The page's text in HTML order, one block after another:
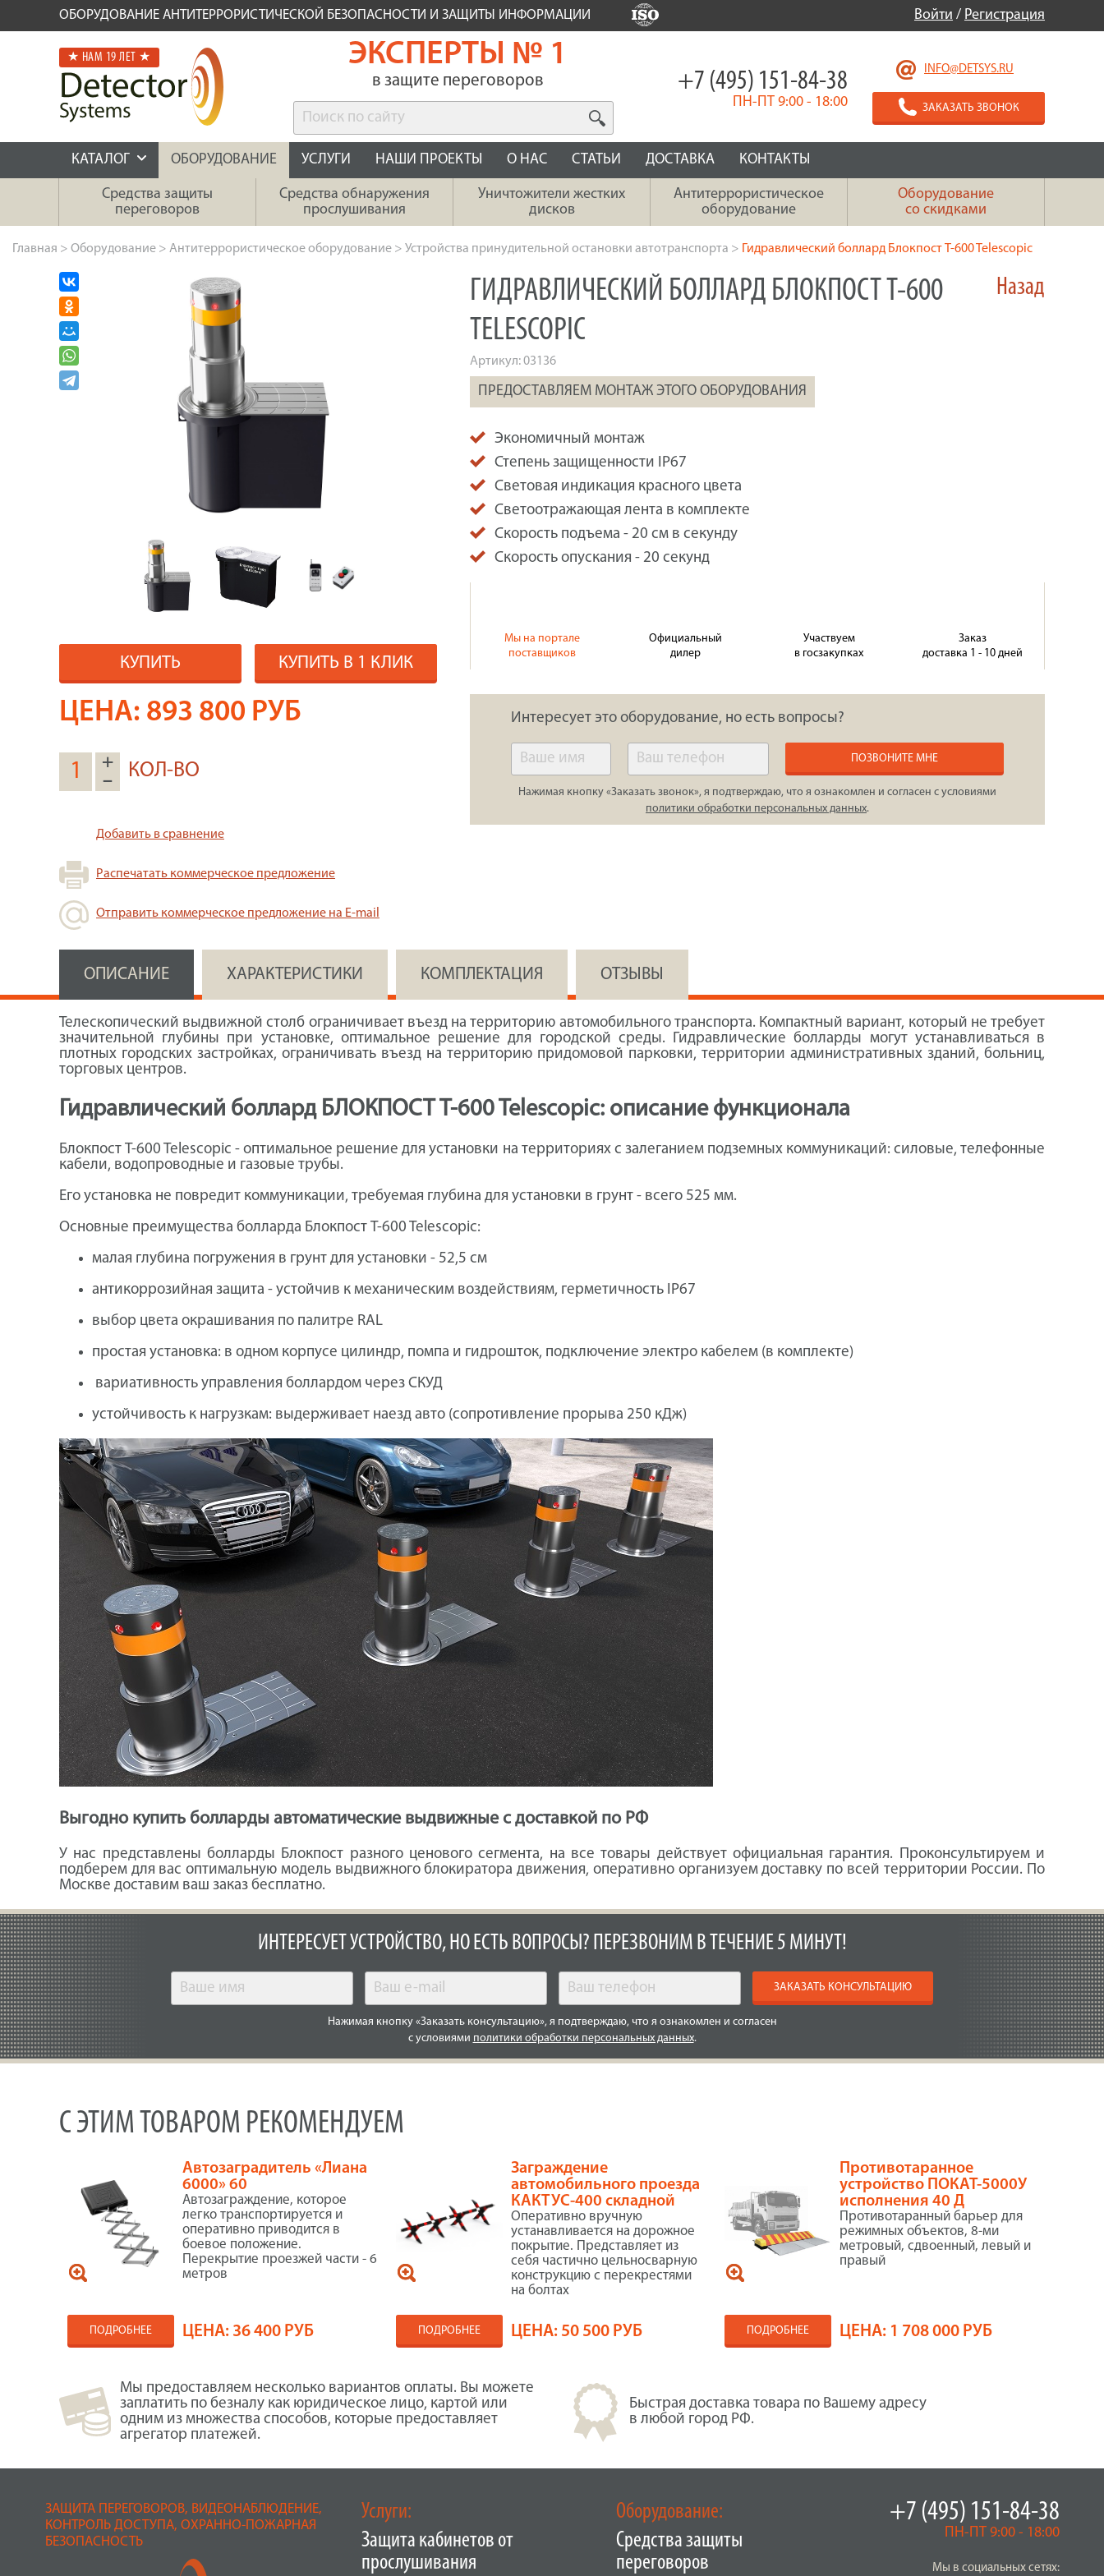
ОБОРУДОВАНИЕ АНТИТЕРРОРИСТИЧЕСКОЙ БЕЗОПАСНОСТИ И ЗАЩИТЫ ИНФОРМАЦИИ Войти / Регистрация
★ НАМ 19 ЛЕТ ★ ЭКСПЕРТЫ № 1
в защите переговоров
INFO@DETSYS.RU
ЗАКАЗАТЬ ЗВОНОК
+7 (495) 151-84-38
ПН-ПТ 9:00 - 18:00
КАТАЛОГ ОБОРУДОВАНИЕ УСЛУГИ НАШИ ПРОЕКТЫ О НАС СТАТЬИ ДОСТАВКА КОНТАКТЫ
Средства защиты
переговоров
Средства обнаружения
прослушивания
Уничтожители жестких
дисков
Антитеррористическое
оборудование
Оборудование
со скидками
Главная > Оборудование > Антитеррористическое оборудование > Устройства принудительной остановки автотранспорта > Гидравлический боллард Блокпост T-600 Telescopic
Назад
КУПИТЬ КУПИТЬ В 1 КЛИК
ЦЕНА: 893 800 РУБ
+
–
КОЛ-ВО
Добавить в сравнение
Распечатать коммерческое предложение
Отправить коммерческое предложение на E-mail
ГИДРАВЛИЧЕСКИЙ БОЛЛАРД БЛОКПОСТ T-600
TELESCOPIC
Артикул:03136
ПРЕДОСТАВЛЯЕМ МОНТАЖ ЭТОГО ОБОРУДОВАНИЯ
Экономичный монтаж
Степень защищенности IP67
Световая индикация красного цвета
Светоотражающая лента в комплекте
Скорость подъема - 20 см в секунду
Скорость опускания - 20 секунд
Мы на портале
поставщиков
Официальный
дилер
Участвуем
в госзакупках
Заказ
доставка 1 - 10 дней
Интересует это оборудование, но есть вопросы?
ПОЗВОНИТЕ МНЕ
Нажимая кнопку «Заказать звонок», я подтверждаю, что я ознакомлен и согласен с условиями
политики обработки персональных данных.
ОПИСАНИЕ ХАРАКТЕРИСТИКИ КОМПЛЕКТАЦИЯ ОТЗЫВЫ
Телескопический выдвижной столб ограничивает въезд на территорию автомобильного транспорта. Компактный вариант, который не требует
значительной глубины при установке, оптимальное решение для городской среды. Гидравлические болларды могут устанавливаться в
плотных городских застройках, ограничивать въезд на территорию придомовой парковки, территории административных зданий, больниц,
торговых центров.
Гидравлический боллард БЛОКПОСТ T-600 Telescopic: описание функционала
Блокпост T-600 Telescopic - оптимальное решение для установки на территориях с залеганием подземных коммуникаций: силовые, телефонные
кабели, водопроводные и газовые трубы.
Его установка не повредит коммуникации, требуемая глубина для установки в грунт - всего 525 мм.
Основные преимущества болларда Блокпост T-600 Telescopic:
малая глубина погружения в грунт для установки - 52,5 см
антикоррозийная защита - устойчив к механическим воздействиям, герметичность IP67
выбор цвета окрашивания по палитре RAL
простая установка: в одном корпусе цилиндр, помпа и гидрошток, подключение электро кабелем (в комплекте)
вариативность управления боллардом через СКУД
устойчивость к нагрузкам: выдерживает наезд авто (сопротивление прорыва 250 кДж)
Выгодно купить болларды автоматические выдвижные с доставкой по РФ
У нас представлены болларды Блокпост разного ценового сегмента, на все товары действует официальная гарантия. Проконсультируем и
подберем для вас оптимальную модель выдвижного блокиратора движения, оперативно организуем доставку по всей территории России. По
Москве доставим ваш заказ бесплатно.
ИНТЕРЕСУЕТ УСТРОЙСТВО, НО ЕСТЬ ВОПРОСЫ? ПЕРЕЗВОНИМ В ТЕЧЕНИЕ 5 МИНУТ!
ЗАКАЗАТЬ КОНСУЛЬТАЦИЮ
Нажимая кнопку «Заказать консультацию», я подтверждаю, что я ознакомлен и согласен
с условиями политики обработки персональных данных.
С ЭТИМ ТОВАРОМ РЕКОМЕНДУЕМ
Автозаградитель «Лиана
6000» 60
Автозаграждение, которое
легко транспортируется и
оперативно приводится в
боевое положение.
Перекрытие проезжей части - 6
метров
ПОДРОБНЕЕ ЦЕНА: 36 400 РУБ
Заграждение
автомобильного проезда
КАКТУС-400 складной
Оперативно вручную
устанавливается на дорожное
покрытие. Представляет из
себя частично цельносварную
конструкцию с перекрестями
на болтах
ПОДРОБНЕЕ ЦЕНА: 50 500 РУБ
Противотаранное
устройство ПОКАТ-5000У
исполнения 40 Д
Противотаранный барьер для
режимных объектов, 8-ми
метровый, сдвоенный, левый и
правый
ПОДРОБНЕЕ ЦЕНА: 1 708 000 РУБ
Мы предоставляем несколько вариантов оплаты. Вы можете
заплатить по безналу как юридическое лицо, картой или
одним из множества способов, которые предоставляет
агрегатор платежей.
Быстрая доставка товара по Вашему адресу
в любой город РФ.
ЗАЩИТА ПЕРЕГОВОРОВ, ВИДЕОНАБЛЮДЕНИЕ,
КОНТРОЛЬ ДОСТУПА, ОХРАННО-ПОЖАРНАЯ
БЕЗОПАСНОСТЬ
Услуги:
Защита кабинетов от
прослушивания
+7 (495) 151-84-38
ПН-ПТ 9:00 - 18:00
Мы в социальных сетях:
Оборудование:
Средства защиты
переговоров